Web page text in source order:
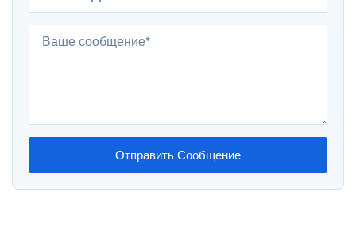
Отправить Сообщение